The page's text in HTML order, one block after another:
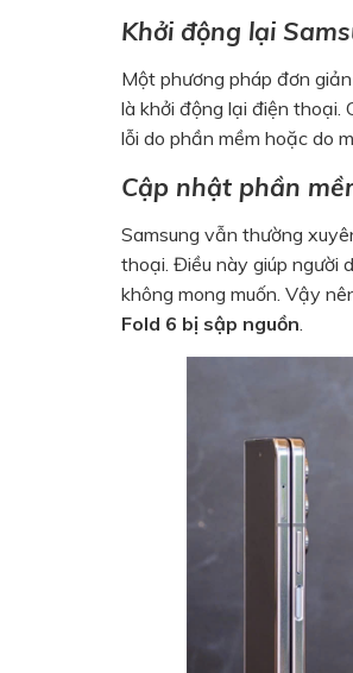
Khởi động lại
Một phương pháp đơn
là khởi động lại điện thoại.
lỗi do phần mềm hoặc do
Cập nhật phần
Samsung vẫn thường
thoại. Điều này giúp người
không mong muốn. Vậy
Fold 6 bị sập nguồn.